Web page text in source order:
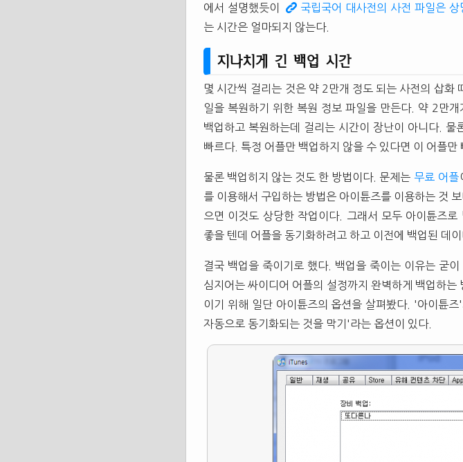
에서 설명했듯이
국립국어 대사전의 사전 파일은 상
는 시간은 얼마되지 않는다.
지나치게 긴 백업 시간
몇 시간씩 걸리는 것은 약 2만개 정도 되는 사전의 삽화
일을 복원하기 위한 복원 정보 파일을 만든다. 약 2만
백업하고 복원하는데 걸리는 시간이 장난이 아니다.
빠르다. 특정 어플만 백업하지 않을 수 있다면 이 어플
물론 백업히지 않는 것도 한 방법이다. 문제는 무료 어플
를 이용해서 구입하는 방법은 아이튠즈를 이용하는 것
으면 이것도 상당한 작업이다. 그래서 모두 아이튠즈
좋을 텐데 어플을 동기화하려고 하고 이전에 백업된 데
결국 백업을 죽이기로 했다. 백업을 죽이는 이유는 굳
심지어는 싸이디어 어플의 설정까지 완벽하게 백업하
이기 위해 일단 아이튠즈의 옵션을 살펴봤다. '아이튠즈'
자동으로 동기화되는 것을 막기'라는 옵션이 있다.